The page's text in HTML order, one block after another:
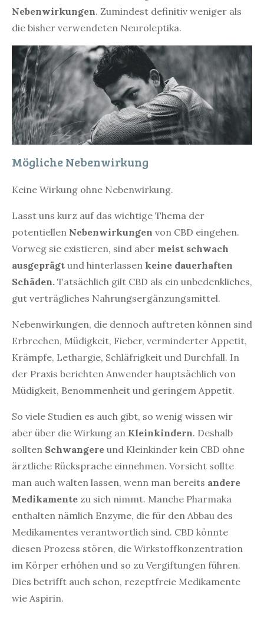
Nebenwirkungen. Zumindest definitiv weniger als
die bisher verwendeten Neuroleptika.
Mögliche Nebenwirkung
Keine Wirkung ohne Nebenwirkung.
Lasst uns kurz auf das wichtige Thema der
potentiellen Nebenwirkungen von CBD eingehen.
Vorweg sie existieren, sind aber meist schwach
ausgeprägt und hinterlassen keine dauerhaften
Schäden. Tatsächlich gilt CBD als ein unbedenkliches,
gut verträgliches Nahrungsergänzungsmittel.
Nebenwirkungen, die dennoch auftreten können sind
Erbrechen, Müdigkeit, Fieber, verminderter Appetit,
Krämpfe, Lethargie, Schläfrigkeit und Durchfall. In
der Praxis berichten Anwender hauptsächlich von
Müdigkeit, Benommenheit und geringem Appetit.
So viele Studien es auch gibt, so wenig wissen wir
aber über die Wirkung an Kleinkindern. Deshalb
sollten Schwangere und Kleinkinder kein CBD ohne
ärztliche Rücksprache einnehmen. Vorsicht sollte
man auch walten lassen, wenn man bereits andere
Medikamente zu sich nimmt. Manche Pharmaka
enthalten nämlich Enzyme, die für den Abbau des
Medikamentes verantwortlich sind. CBD könnte
diesen Prozess stören, die Wirkstoffkonzentration
im Körper erhöhen und so zu Vergiftungen führen.
Dies betrifft auch schon, rezeptfreie Medikamente
wie Aspirin.